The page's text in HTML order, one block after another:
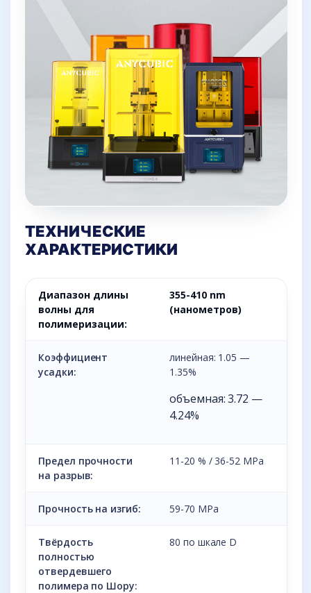
ТЕХНИЧЕСКИЕ
ХАРАКТЕРИСТИКИ
Диапазон длины
волны для
полимеризации:
355-410 nm
(нанометров)
Коэффициент
усадки:
линейная: 1.05 —
1.35%
объемная: 3.72 —
4.24%
Предел прочности
на разрыв:
11-20 % / 36-52 MPa
Прочность на изгиб: 59-70 MPa
Твёрдость
полностью
отвердевшего
полимера по Шору:
80 по шкале D